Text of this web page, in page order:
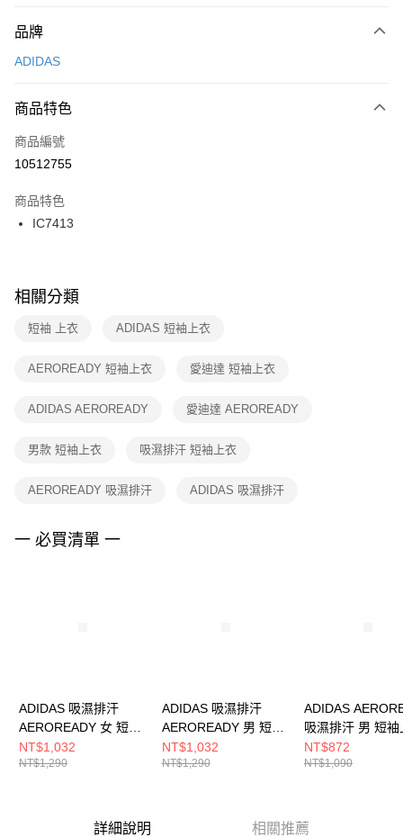
台灣樂天信用卡公司
【關於「AFTEE先享後付」】
便利好安心！
３．安心：先確認商品／服務後，再付款。
【「AFTEE先享後付」結帳流程】
１．於結帳方式選擇「AFTEE先享後付」後，將跳轉至「AFTEE先享後付」
２．訂單成立數日內，您將收到繳費通知簡訊。
３．收到繳費通知簡訊後14天內，點擊此簡訊中的連結，可透過四大超商／
ATM／網路銀行／等多元方式進行付款，方視為交易完成。
※ 交易是否成功請以「AFTEE先享後付 」之結帳頁面顯示為準，若有關於
是否繳費成功／繳費後需取消欲退款等相關疑問，請聯繫「AFTEE先享後付
客戶支援中心」
https://netprotections.freshdesk.com/support/home
１．透過由恩沛科技股份有限公司提供之「AFTEE先享後付」服務完成之交
權轉讓予恩沛科技股份有限公司。
３．未成年的使用者請事先徵得法定代理人或監護人之同意方可使用
任。
請求用戶進行身份認證。
５．嚴禁一人註冊多個帳號或使用他人資訊註冊。若發現惡意使用之情形，
運送方式
每筆NT$100，滿NT$1,500(含以上)免運費
宅配
每筆NT$100，滿NT$1,500(含以上)免運費
付款後門市自取
每筆NT$100，滿NT$1,500(含以上)免運費
品牌
ADIDAS
商品特色
商品編號
10512755
商品特色
IC7413
相關分類
短袖 上衣 ADIDAS 短袖上衣
AEROREADY 短袖上衣 愛迪達 短袖上衣
ADIDAS AEROREADY 愛迪達 AEROREADY
男款 短袖上衣 吸濕排汗 短袖上衣
AEROREADY 吸濕排汗 ADIDAS 吸濕排汗
一 必買清單 一
ADIDAS 吸濕排汗
AEROREADY 女 短袖
上衣 IQ2654
NT$1,032
NT$1,290
ADIDAS 吸濕排汗
AEROREADY 男 短袖
上衣 IS3809
NT$1,032
NT$1,290
ADIDAS
吸濕排汗 男 短袖
IK7436
NT$872
NT$1,090
詳細說明 相關推薦